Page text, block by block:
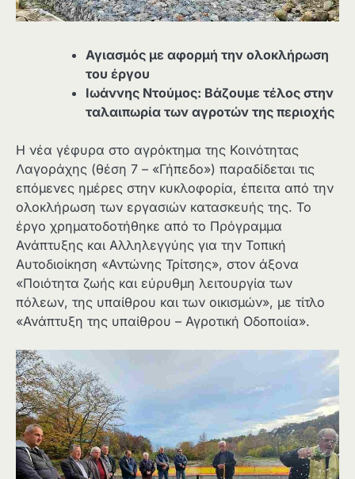
Αγιασμός με αφορμή την ολοκλήρωση
του έργου
Ιωάννης Ντούμος: Βάζουμε τέλος στην
ταλαιπωρία των αγροτών της περιοχής
Η νέα γέφυρα στο αγρόκτημα της Κοινότητας
Λαγοράχης (θέση 7 – «Γήπεδο») παραδίδεται τις
επόμενες ημέρες στην κυκλοφορία, έπειτα από την
ολοκλήρωση των εργασιών κατασκευής της. Το
έργο χρηματοδοτήθηκε από το Πρόγραμμα
Ανάπτυξης και Αλληλεγγύης για την Τοπική
Αυτοδιοίκηση «Αντώνης Τρίτσης», στον άξονα
«Ποιότητα ζωής και εύρυθμη λειτουργία των
πόλεων, της υπαίθρου και των οικισμών», με τίτλο
«Ανάπτυξη της υπαίθρου – Αγροτική Οδοποιία».